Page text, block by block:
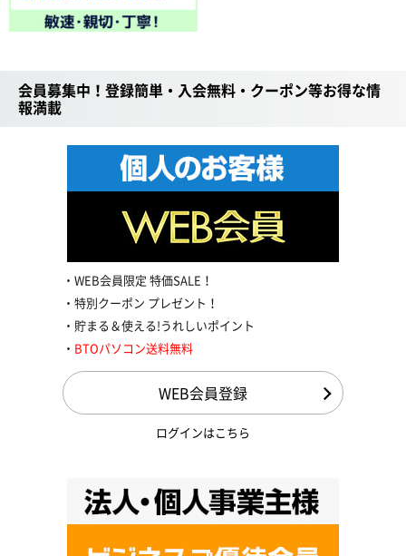
会員募集中！登録簡単・入会無料・クーポン等お得な情
報満載
WEB会員限定 特価SALE！
特別クーポン プレゼント！
貯まる＆使える!うれしいポイント
BTOパソコン送料無料
WEB会員登録
ログインはこちら